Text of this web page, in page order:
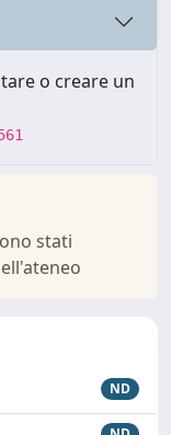
o creare un
stati
ND